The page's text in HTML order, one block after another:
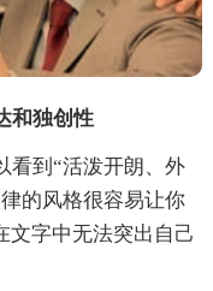
独创性
到“活泼开朗、外
的风格很容易让你
文字中无法突出自己